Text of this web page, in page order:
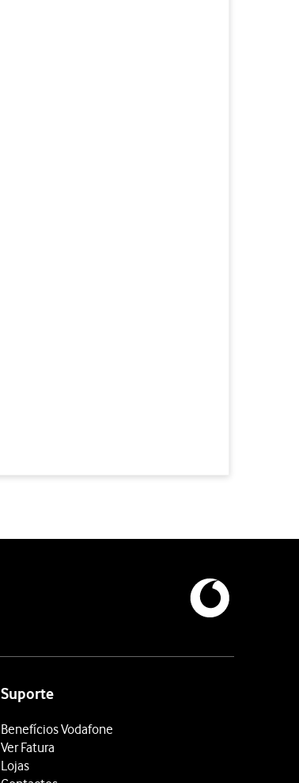
Suporte
Benefícios Vodafone
Ver Fatura
Lojas